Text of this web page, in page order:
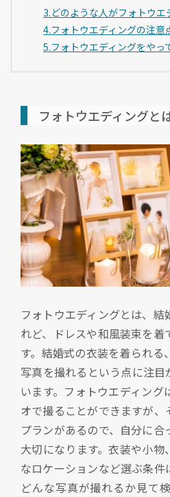
3.どのような人がフォトウエ
4.フォトウエディングの注意
5.フォトウエディングをやっ
フォトウエディングと
フォトウエディングとは、
れど、ドレスや和風装束を
す。結婚式の衣装を着られ
写真を撮れるという点に注目
います。フォトウエディン
オで撮ることができますが
プランがあるので、自分に
大切になります。衣装や小
なロケーションなど選ぶ条
どんな写真が撮れるか見て